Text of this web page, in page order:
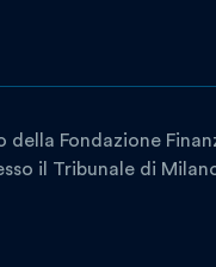
Fondazione
il Tribunale di